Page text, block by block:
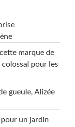
marque de
pour les
gueule, Alizée
pour un jardin